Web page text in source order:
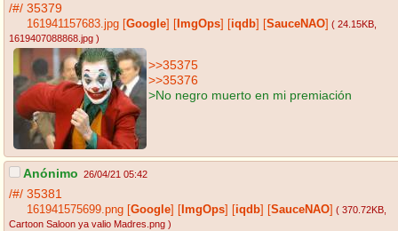
/#/ 35379
161941157683.jpg Google ImgOps iqdb SauceNAO ( 24.15KB
1619407088868.jpg )
>>35375
>>35376
>No negro muerto en mi premiación
Anónimo 26/04/21 05:42
/#/ 35381
161941575699.png Google ImgOps iqdb SauceNAO ( 370.72KB
Cartoon Saloon ya valio Madres.png )